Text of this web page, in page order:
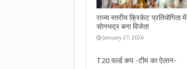
राज्य स्तरीय क्रिकेट प्रतियोगिता में
सोनभद्र बना विजेता
January 27, 2026
T20 वर्ल्ड कप -टीम का ऐलान-